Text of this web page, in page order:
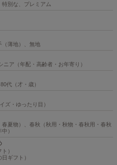
別な、プレミアム
（薄地）、無地
ニア（年配・高齢者・お年寄り）
代（才・歳）
ズ・ゆったり目）
夏物）、春秋（秋用・秋物・春秋用・春秋
）
）
ギフト）